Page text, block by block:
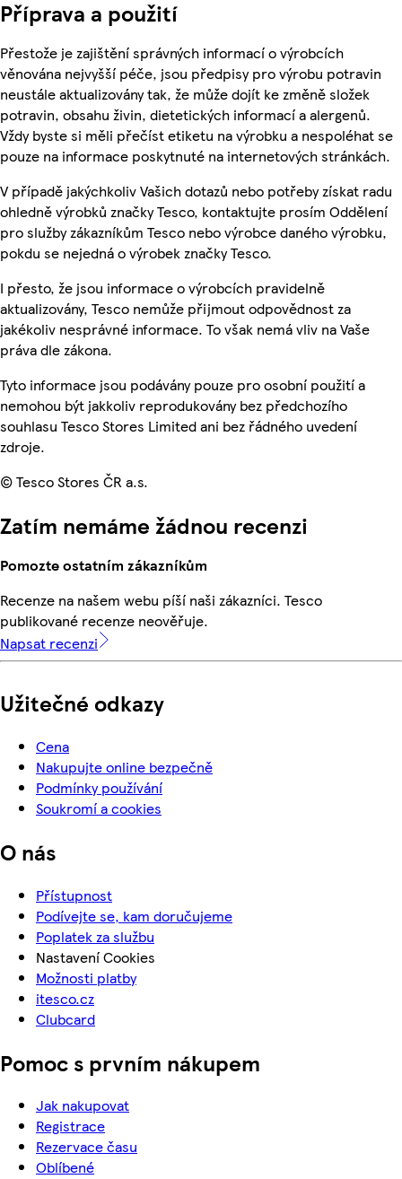
Příprava a použití
Přestože je zajištění správných informací o výrobcích
věnována nejvyšší péče, jsou předpisy pro výrobu potravin
neustále aktualizovány tak, že může dojít ke změně složek
potravin, obsahu živin, dietetických informací a alergenů.
Vždy byste si měli přečíst etiketu na výrobku a nespoléhat se
pouze na informace poskytnuté na internetových stránkách.
V případě jakýchkoliv Vašich dotazů nebo potřeby získat radu
ohledně výrobků značky Tesco, kontaktujte prosím Oddělení
pro služby zákazníkům Tesco nebo výrobce daného výrobku,
pokdu se nejedná o výrobek značky Tesco.
I přesto, že jsou informace o výrobcích pravidelně
aktualizovány, Tesco nemůže přijmout odpovědnost za
jakékoliv nesprávné informace. To však nemá vliv na Vaše
práva dle zákona.
Tyto informace jsou podávány pouze pro osobní použití a
nemohou být jakkoliv reprodukovány bez předchozího
souhlasu Tesco Stores Limited ani bez řádného uvedení
zdroje.
© Tesco Stores ČR a.s.
Zatím nemáme žádnou recenzi
Pomozte ostatním zákazníkům
Recenze na našem webu píší naši zákazníci. Tesco
publikované recenze neověřuje.
Napsat recenzi
Užitečné odkazy
Cena
Nakupujte online bezpečně
Podmínky používání
Soukromí a cookies
O nás
Přístupnost
Podívejte se, kam doručujeme
Poplatek za službu
Nastavení Cookies
Možnosti platby
itesco.cz
Clubcard
Pomoc s prvním nákupem
Jak nakupovat
Registrace
Rezervace času
Oblíbené